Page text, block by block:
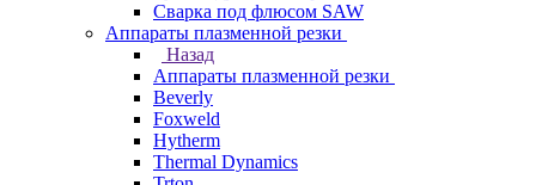
Сварка под флюсом SAW
Аппараты плазменной резки
Назад
Аппараты плазменной резки
Beverly
Foxweld
Hytherm
Thermal Dynamics